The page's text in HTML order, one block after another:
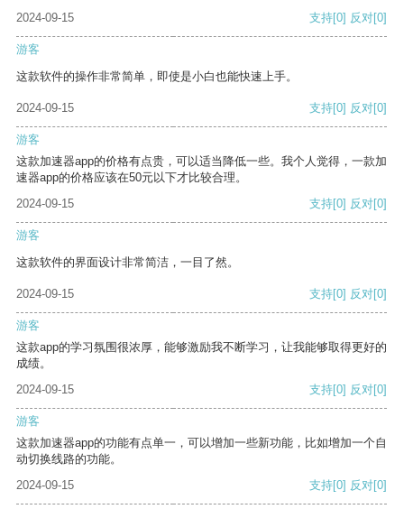
2024-09-15
支持[0] 反对[0]
游客
这款软件的操作非常简单，即使是小白也能快速上手。
2024-09-15 支持[0] 反对[0]
游客
这款加速器app的价格有点贵，可以适当降低一些。我个人觉得，一款加
速器app的价格应该在50元以下才比较合理。
2024-09-15
支持[0] 反对[0]
游客
这款软件的界面设计非常简洁，一目了然。
2024-09-15 支持[0] 反对[0]
游客
这款app的学习氛围很浓厚，能够激励我不断学习，让我能够取得更好的
成绩。
2024-09-15
支持[0] 反对[0]
游客
这款加速器app的功能有点单一，可以增加一些新功能，比如增加一个自
动切换线路的功能。
2024-09-15
支持[0] 反对[0]